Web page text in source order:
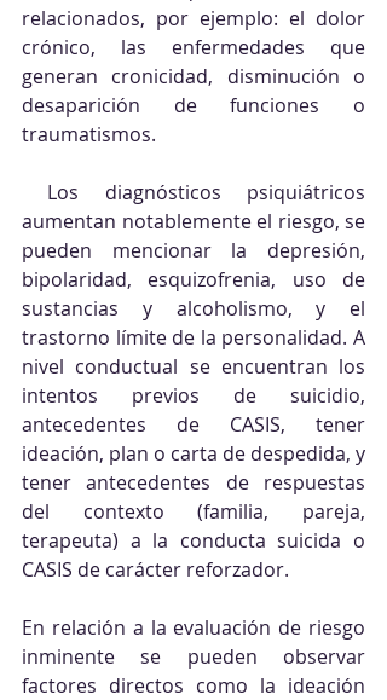
relacionados, por ejemplo: el dolor
crónico, las enfermedades que
generan cronicidad, disminución o
desaparición de funciones o
traumatismos.
aumentan notablemente el riesgo, se
pueden mencionar la depresión,
bipolaridad, esquizofrenia, uso de
sustancias y alcoholismo, y el
trastorno límite de la personalidad. A
nivel conductual se encuentran los
intentos previos de suicidio,
antecedentes de CASIS, tener
ideación, plan o carta de despedida, y
tener antecedentes de respuestas
del contexto (familia, pareja,
terapeuta) a la conducta suicida o
CASIS de carácter reforzador.
En relación a la evaluación de riesgo
inminente se pueden observar
factores directos como la ideación